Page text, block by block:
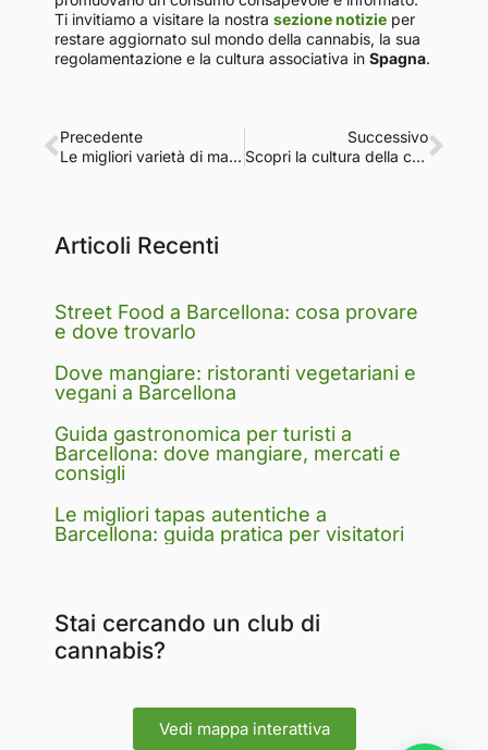
Ti invitiamo a visitare la nostra sezione notizie per
restare aggiornato sul mondo della cannabis, la sua
regolamentazione e la cultura associativa in Spagna.
Precedente
Le migliori varietà di marijuana per la coltivazione idroponica nel 2025
Successivo
Scopri la cultura della cannabis a Barcellona: una guida completa
Articoli Recenti
Street Food a Barcellona: cosa provare
e dove trovarlo
Dove mangiare: ristoranti vegetariani e
vegani a Barcellona
Guida gastronomica per turisti a
Barcellona: dove mangiare, mercati e
consigli
Le migliori tapas autentiche a
Barcellona: guida pratica per visitatori
Stai cercando un club di
cannabis?
Vedi mappa interattiva